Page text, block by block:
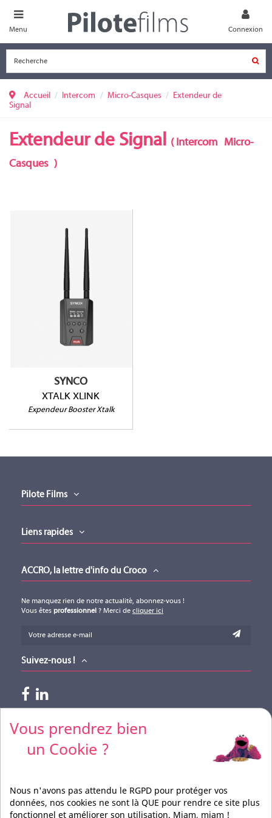
Menu Connexion
Accueil Intercom Micro-Casques
Extendeur de
Signal
Extendeur de Signal ( Intercom
Micro-
Casques )
SYNCO
XTALK XLINK
Expendeur Booster Xtalk
XTALK XLINK
Portée 700m
Gammes XPRO et XMAX
Pilote Films
Liens rapides
Vous prendrez bien
un Cookie ?
Nous n'avons pas attendu le RGPD pour protéger vos
données, nos cookies ne sont là QUE pour rendre ce site plus
fonctionnel et améliorer son utilisation. Miam, miam !
ACCRO, la lettre d'info du Croco
Ne manquez rien de notre actualité, abonnez-vous !
Vous êtes professionnel ? Merci de cliquer ici
Suivez-nous !
Paiements acceptés
Pour vos règlements par CB, merci de nous contacter